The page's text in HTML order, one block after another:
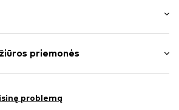
užvartas
aukštas juosmuo
priemonės
problemą